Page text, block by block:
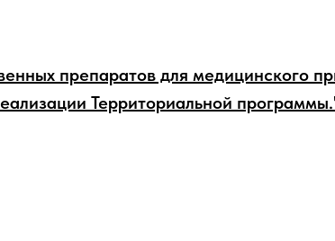
препаратов для медицинского
Территориальной